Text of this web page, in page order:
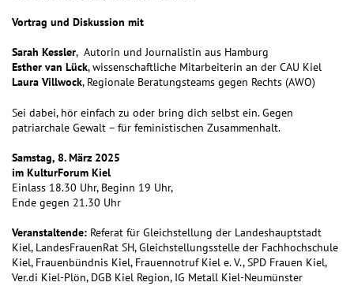
Vortrag und Diskussion mit
Sarah Kessler, Autorin und Journalistin aus Hamburg
Esther van Lück, wissenschaftliche Mitarbeiterin an der CAU Kiel
Laura Villwock, Regionale Beratungsteams gegen Rechts (AWO)
Sei dabei, hör einfach zu oder bring dich selbst ein. Gegen
patriarchale Gewalt – für feministischen Zusammenhalt.
Samstag, 8. März 2025
im KulturForum Kiel
Einlass 18.30 Uhr, Beginn 19 Uhr,
Ende gegen 21.30 Uhr
Veranstaltende: Referat für Gleichstellung der Landeshauptstadt
Kiel, LandesFrauenRat SH, Gleichstellungsstelle der Fachhochschule
Kiel, Frauenbündnis Kiel, Frauennotruf Kiel e. V., SPD Frauen Kiel,
Ver.di Kiel-Plön, DGB Kiel Region, IG Metall Kiel-Neumünster